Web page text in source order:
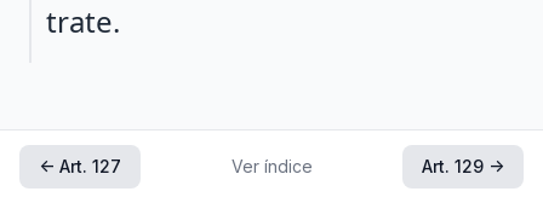
trate.
← Art. 127 Ver índice Art. 129 →